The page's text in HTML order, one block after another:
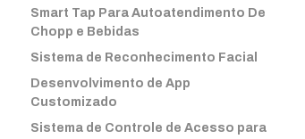
Smart Tap Para Autoatendimento De
Chopp e Bebidas
Sistema de Reconhecimento Facial
Desenvolvimento de App
Customizado
Sistema de Controle de Acesso para